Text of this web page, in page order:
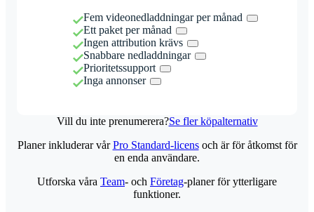
Fem videonedladdningar per månad
Ett paket per månad
Ingen attribution krävs
Snabbare nedladdningar
Prioritetssupport
Inga annonser
Vill du inte prenumerera?Se fler köpalternativ
Planer inkluderar vårPro Standard-licensoch är för åtkomst för
en enda användare.
Utforska våra Team- och Företag-planer för ytterligare
funktioner.